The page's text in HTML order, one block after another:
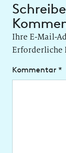
Ihre E-Mail-
Erforderliche
Kommentar *